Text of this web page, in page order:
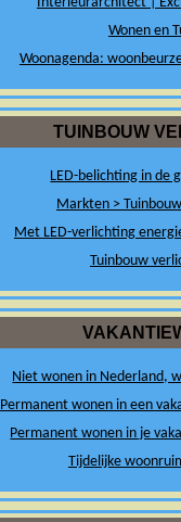
Wonen en
Woonagenda:
TUINBOUW
LED-belichting in de
Markten >
Met LED-verlichting
Tuinbouw
Niet wonen in Nederland,
Permanent wonen in een
Permanent wonen in je
Tijdelijke